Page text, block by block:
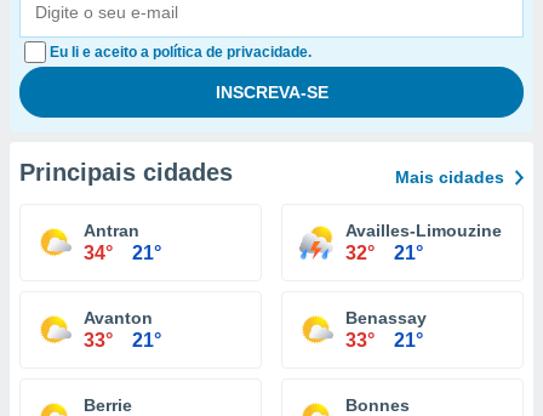
Eu li e aceito a política de privacidade.
Principais cidades Mais cidades
Antran
34° 21°
Availles-Limouzine
32° 21°
Avanton
33° 21°
Benassay
33° 21°
Berrie Bonnes